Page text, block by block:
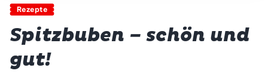
Rezepte
Spitzbuben – schön und
gut!